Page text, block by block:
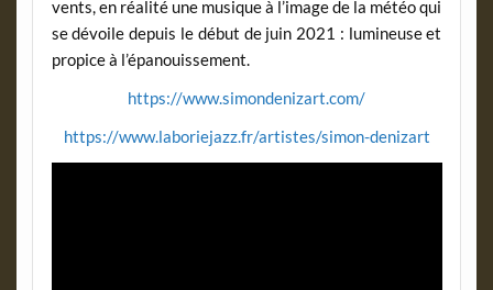
vents, en réalité une musique à l’image de la météo qui
se dévoile depuis le début de juin 2021 : lumineuse et
propice à l’épanouissement.
https://www.simondenizart.com/
https://www.laboriejazz.fr/artistes/simon-denizart